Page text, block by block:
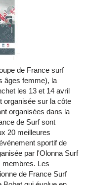
de France surf
âges femme), la
les 13 et 14 avril
organisée sur la côte
organisées dans la
de Surf sont
20 meilleures
sportif de
par l'Olonna Surf
membres. Les
de France Surf